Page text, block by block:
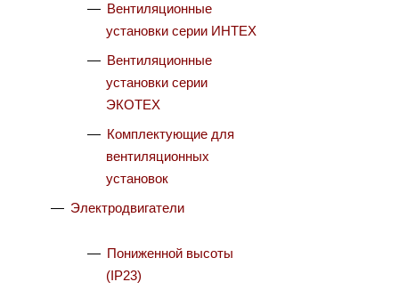
Вентиляционные
установки серии ИНТЕХ
Вентиляционные
установки серии
ЭКОТЕХ
Комплектующие для
вентиляционных
установок
Электродвигатели
Пониженной высоты
(IP23)